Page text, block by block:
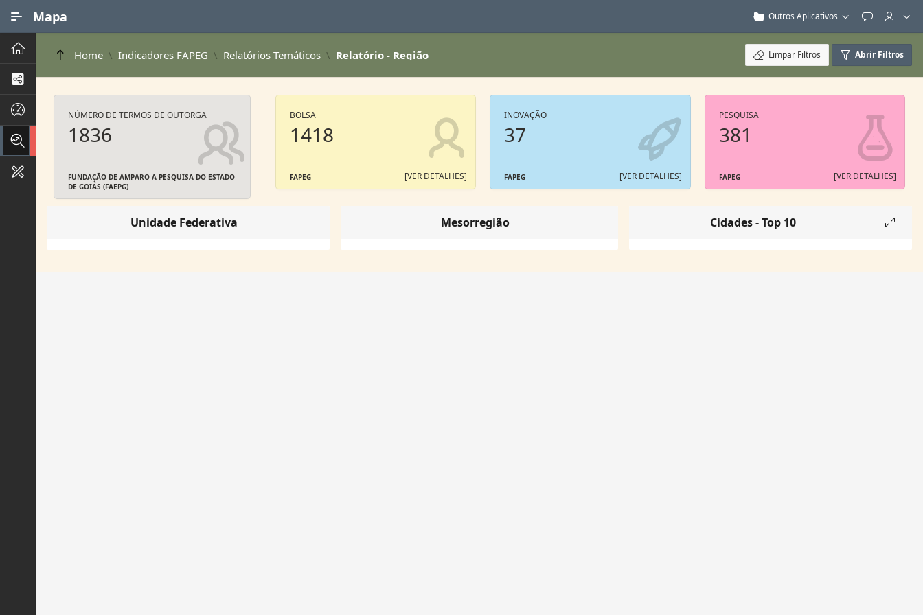
Mapa Outros Aplicativos Feedback
Processos de Negócios
Home Indicadores FAPEG Relatórios Temáticos Relatório - Região Limpar Filtros Abrir Filtros
NÚMERO DE TERMOS DE OUTORGA
1836
FUNDAÇÃO DE AMPARO A PESQUISA DO ESTADO
DE GOIÁS (FAEPG)
BOLSA
1418
FAPEG [VER DETALHES]
INOVAÇÃO
37
FAPEG [VER DETALHES]
PESQUISA
381
FAPEG [VER DETALHES]
Unidade Federativa Mesorregião Cidades - Top 10